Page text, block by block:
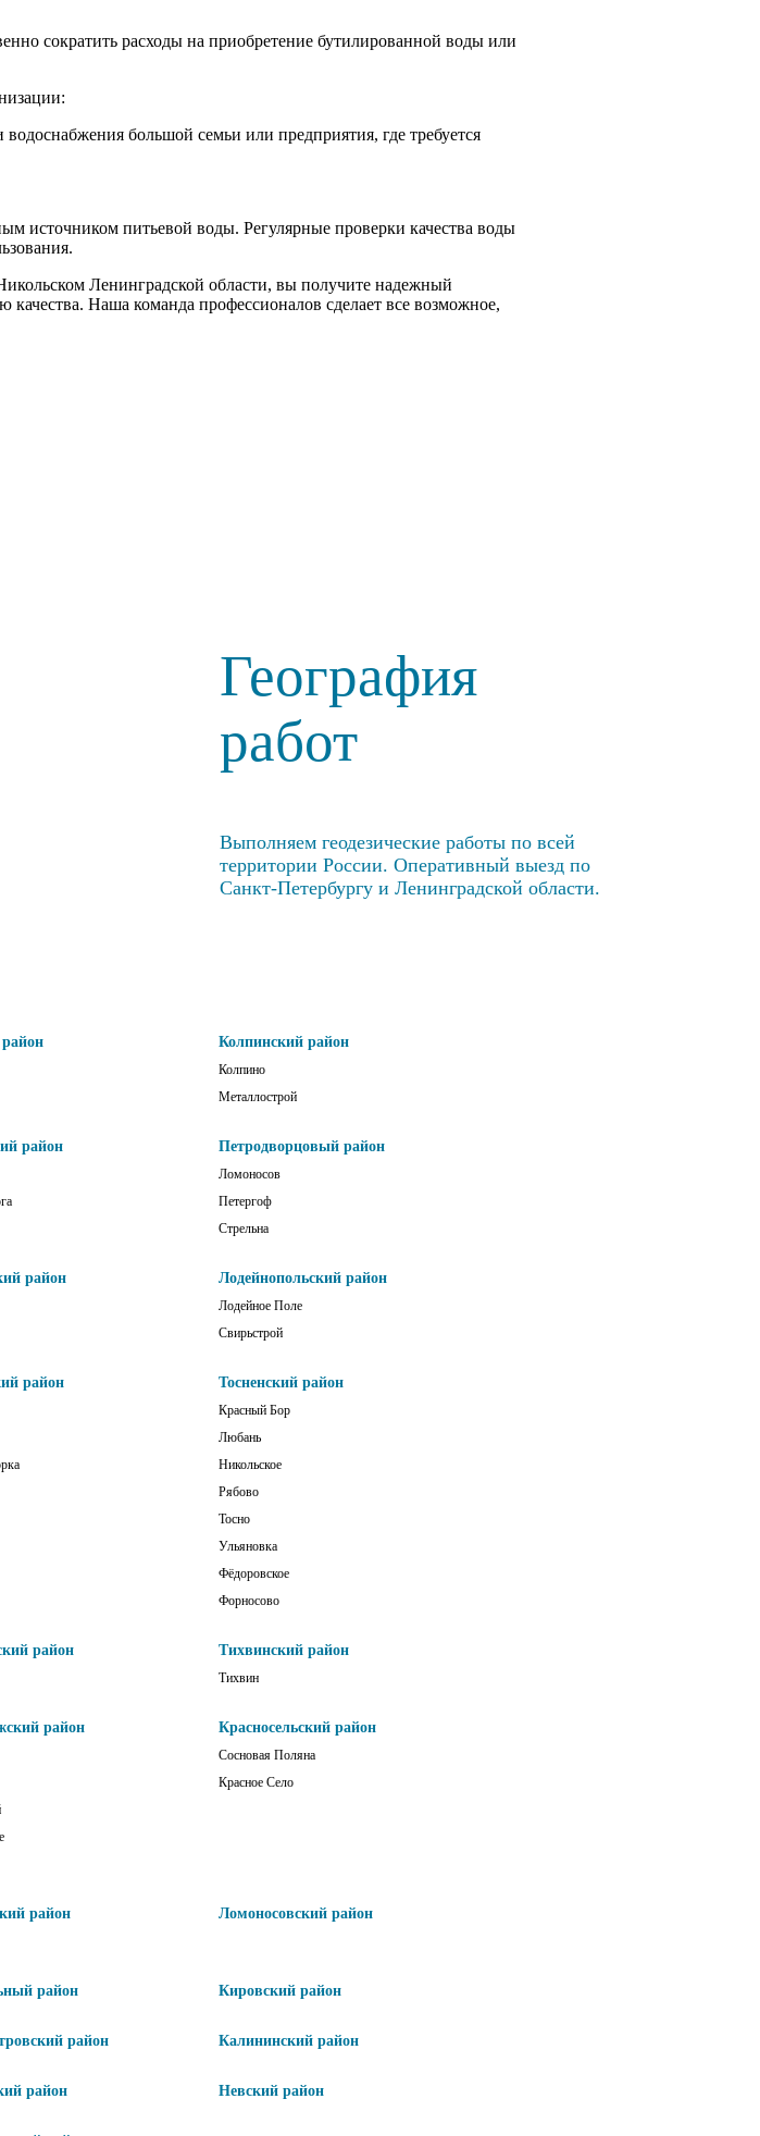
сократить расходы на приобретение бутилированной воды или
большой семьи или предприятия, где требуется
источником питьевой воды. Регулярные проверки качества воды
Ленинградской области, вы получите надежный
Наша команда профессионалов сделает все возможное,
География
работ
Выполняем геодезические работы по всей
территории России. Оперативный выезд по
Санкт-Петербургу и Ленинградской области.
Колпинский район
Колпино
Металлострой
район Петродворцовый район
Ломоносов
Петергоф
Стрельна
район Лодейнопольский район
Лодейное Поле
Свирьстрой
район Тосненский район
Красный Бор
Любань
Никольское
Рябово
Тосно
Ульяновка
Фёдоровское
Форносово
район Тихвинский район
Тихвин
район Красносельский район
Сосновая Поляна
Красное Село
район Ломоносовский район
район Кировский район
район Калининский район
район Невский район